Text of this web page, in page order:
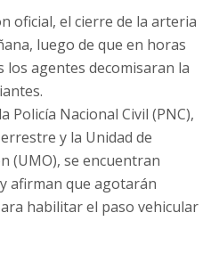
oficial, el cierre de la arteria
luego de que en horas
los agentes decomisaran la
Policía Nacional Civil (PNC),
y la Unidad de
(UMO), se encuentran
afirman que agotarán
habilitar el paso vehicular